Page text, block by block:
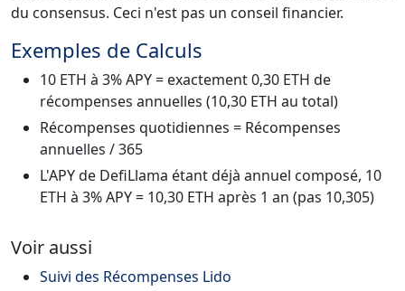
du consensus. Ceci n'est pas un conseil financier.
Exemples de Calculs
10 ETH à 3% APY = exactement 0,30 ETH de
récompenses annuelles (10,30 ETH au total)
Récompenses quotidiennes = Récompenses
annuelles / 365
L'APY de DefiLlama étant déjà annuel composé, 10
ETH à 3% APY = 10,30 ETH après 1 an (pas 10,305)
Voir aussi
Suivi des Récompenses Lido